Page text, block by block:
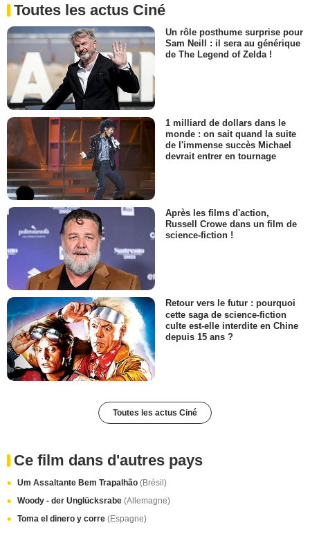
Toutes les actus Ciné
Un rôle posthume surprise pour
Sam Neill : il sera au générique
de The Legend of Zelda !
1 milliard de dollars dans le
monde : on sait quand la suite
de l'immense succès Michael
devrait entrer en tournage
Après les films d'action,
Russell Crowe dans un film de
science-fiction !
Retour vers le futur : pourquoi
cette saga de science-fiction
culte est-elle interdite en Chine
depuis 15 ans ?
Toutes les actus Ciné
Ce film dans d'autres pays
Um Assaltante Bem Trapalhão (Brésil)
Woody - der Unglücksrabe (Allemagne)
Toma el dinero y corre (Espagne)